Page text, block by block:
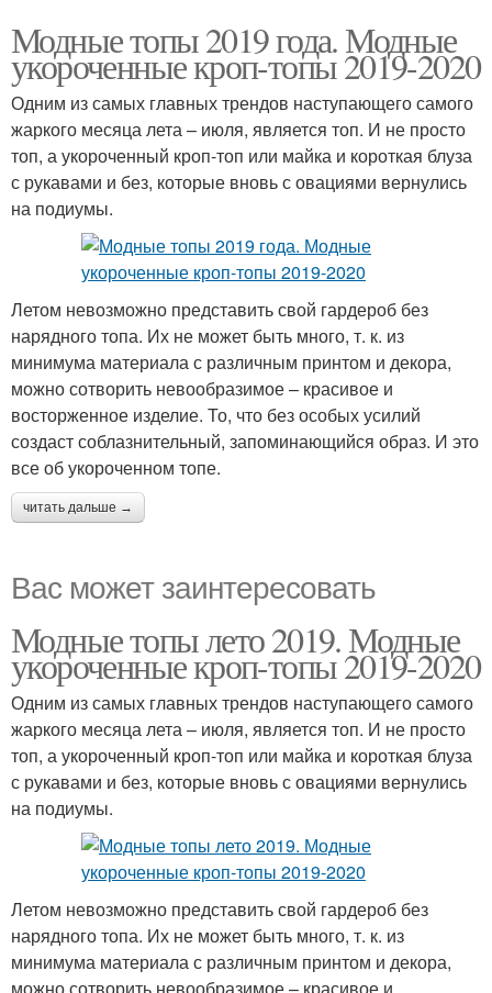
Модные топы 2019 года. Модные
укороченные кроп-топы 2019-2020
Одним из самых главных трендов наступающего самого
жаркого месяца лета – июля, является топ. И не просто
топ, а укороченный кроп-топ или майка и короткая блуза
с рукавами и без, которые вновь с овациями вернулись
на подиумы.
Летом невозможно представить свой гардероб без
нарядного топа. Их не может быть много, т. к. из
минимума материала с различным принтом и декора,
можно сотворить невообразимое – красивое и
восторженное изделие. То, что без особых усилий
создаст соблазнительный, запоминающийся образ. И это
все об укороченном топе.
читать дальше →
Вас может заинтересовать
Модные топы лето 2019. Модные
укороченные кроп-топы 2019-2020
Одним из самых главных трендов наступающего самого
жаркого месяца лета – июля, является топ. И не просто
топ, а укороченный кроп-топ или майка и короткая блуза
с рукавами и без, которые вновь с овациями вернулись
на подиумы.
Летом невозможно представить свой гардероб без
нарядного топа. Их не может быть много, т. к. из
минимума материала с различным принтом и декора,